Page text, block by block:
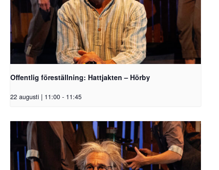
Offentlig föreställning: Hattjakten – Hörby
22 augusti | 11:00 - 11:45